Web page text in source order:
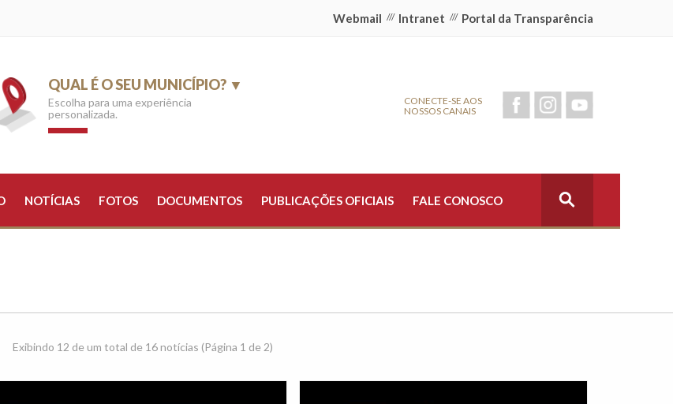
Webmail /// Intranet /// Portal da Transparência
QUAL É O SEU MUNICÍPIO? ▼
Escolha para uma experiência
personalizada.
CONECTE-SE AOS
NOSSOS CANAIS
NOTÍCIAS FOTOS DOCUMENTOS PUBLICAÇÕES OFICIAIS FALE CONOSCO
Exibindo 12 de um total de 16 notícias (Página 1 de 2)